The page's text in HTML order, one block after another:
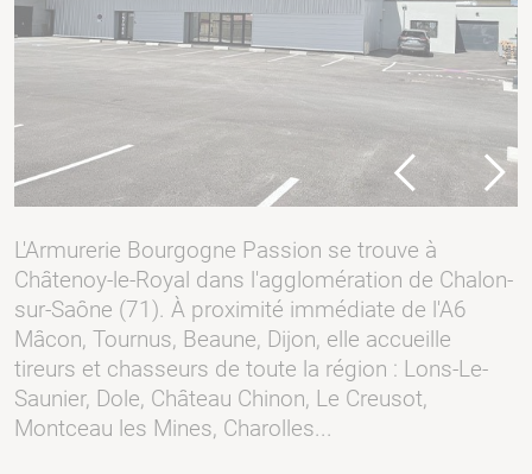
Previous Next
L'Armurerie Bourgogne Passion se trouve à
Châtenoy-le-Royal dans l'agglomération de Chalon-
sur-Saône (71). À proximité immédiate de l'A6
Mâcon, Tournus, Beaune, Dijon, elle accueille
tireurs et chasseurs de toute la région : Lons-Le-
Saunier, Dole, Château Chinon, Le Creusot,
Montceau les Mines, Charolles...